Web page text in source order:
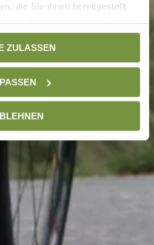
die Sie ihnen bereitgestellt
Ihrer Nutzung der Dienste
Informationen finden Sie auf
ZULASSEN